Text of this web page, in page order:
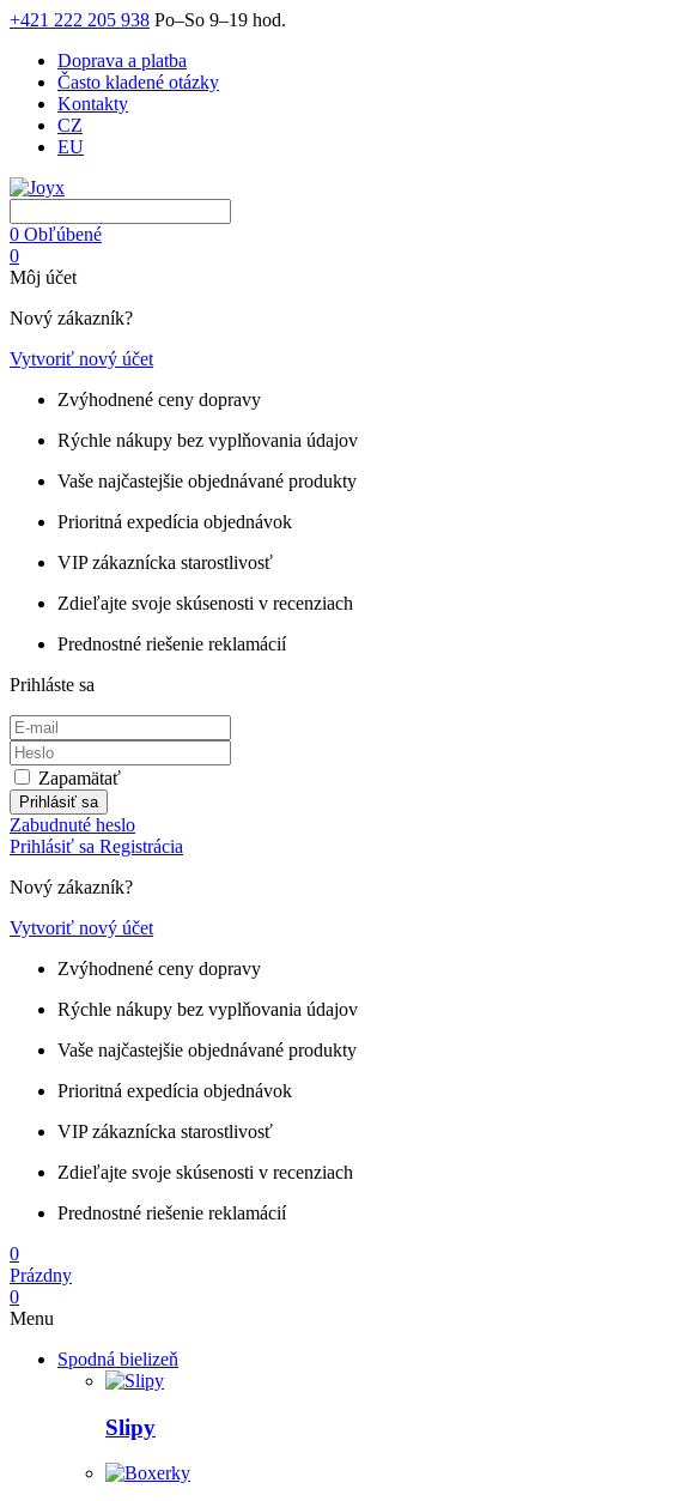
+421 222 205 938 Po–So 9–19 hod.
Doprava a platba
Často kladené otázky
Kontakty
CZ
EU
0 Obľúbené
0
Môj účet
Nový zákazník?
Vytvoriť nový účet
Zvýhodnené ceny dopravy
Rýchle nákupy bez vyplňovania údajov
Vaše najčastejšie objednávané produkty
Prioritná expedícia objednávok
VIP zákaznícka starostlivosť
Zdieľajte svoje skúsenosti v recenziach
Prednostné riešenie reklamácií
Prihláste sa
Zapamätať
Prihlásiť sa
Zabudnuté heslo
Prihlásiť sa Registrácia
Nový zákazník?
Vytvoriť nový účet
Zvýhodnené ceny dopravy
Rýchle nákupy bez vyplňovania údajov
Vaše najčastejšie objednávané produkty
Prioritná expedícia objednávok
VIP zákaznícka starostlivosť
Zdieľajte svoje skúsenosti v recenziach
Prednostné riešenie reklamácií
0
Prázdny
0
Menu
Spodná bielizeň
Slipy